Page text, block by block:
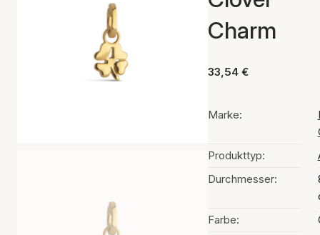
Charm
33,54 €
Marke:
Produkttyp:
Durchmesser:
Farbe: